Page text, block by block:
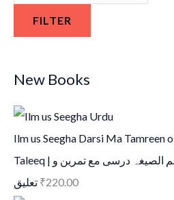
FILTER
New Books
Ilm us Seegha Darsi Ma Tamreen o
Taleeq | علم الصیغہ درسی مع تمرین و
تعلیق ₹220.00